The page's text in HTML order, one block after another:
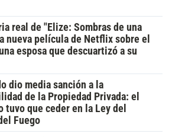
real de "Elize: Sombras de una
nueva película de Netflix sobre el
esposa que descuartizó a su
dio media sanción a la
de la Propiedad Privada: el
tuvo que ceder en la Ley del
Fuego